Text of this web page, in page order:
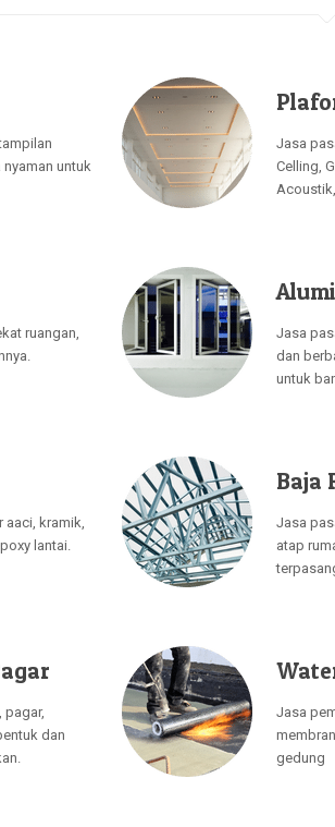
untuk
Jasa
Celling,
ruangan,
Jasa
dan
untuk
aaci, kramik,
lantai.
Baja
Jasa
atap
pagar,
dan
Jasa
gedung